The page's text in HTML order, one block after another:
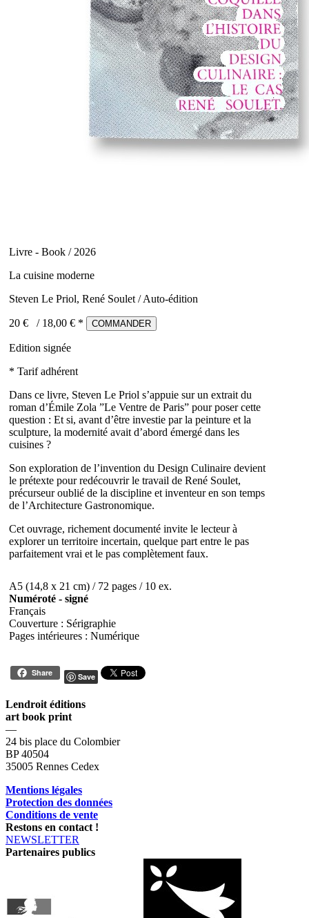
Livre - Book / 2026
La cuisine moderne
Steven Le Priol, René Soulet / Auto-édition
20 € / 18,00 € * COMMANDER
Edition signée
* Tarif adhérent
Dans ce livre, Steven Le Priol s’appuie sur un extrait du
roman d’Émile Zola ”Le Ventre de Paris” pour poser cette
question : Et si, avant d’être investie par la peinture et la
sculpture, la modernité avait d’abord émergé dans les
cuisines ?
Son exploration de l’invention du Design Culinaire devient
le prétexte pour redécouvrir le travail de René Soulet,
précurseur oublié de la discipline et inventeur en son temps
de l’Architecture Gastronomique.
Cet ouvrage, richement documenté invite le lecteur à
explorer un territoire incertain, quelque part entre le pas
parfaitement vrai et le pas complètement faux.
A5 (14,8 x 21 cm) / 72 pages / 10 ex.
Numéroté - signé
Français
Couverture : Sérigraphie
Pages intérieures : Numérique
Share Save
Lendroit éditions
art book print
—
24 bis place du Colombier
BP 40504
35005 Rennes Cedex
Mentions légales
Protection des données
Conditions de vente
Restons en contact !
NEWSLETTER
Partenaires publics